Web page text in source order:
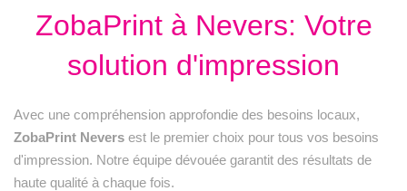
ZobaPrint à Nevers: Votre
solution d'impression
Avec une compréhension approfondie des besoins locaux,
ZobaPrint Nevers est le premier choix pour tous vos besoins
d'impression. Notre équipe dévouée garantit des résultats de
haute qualité à chaque fois.